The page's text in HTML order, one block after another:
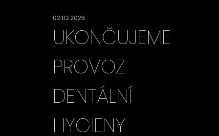
02.03.2026
UKONČUJEME
PROVOZ
DENTÁLNÍ
HYGIENY